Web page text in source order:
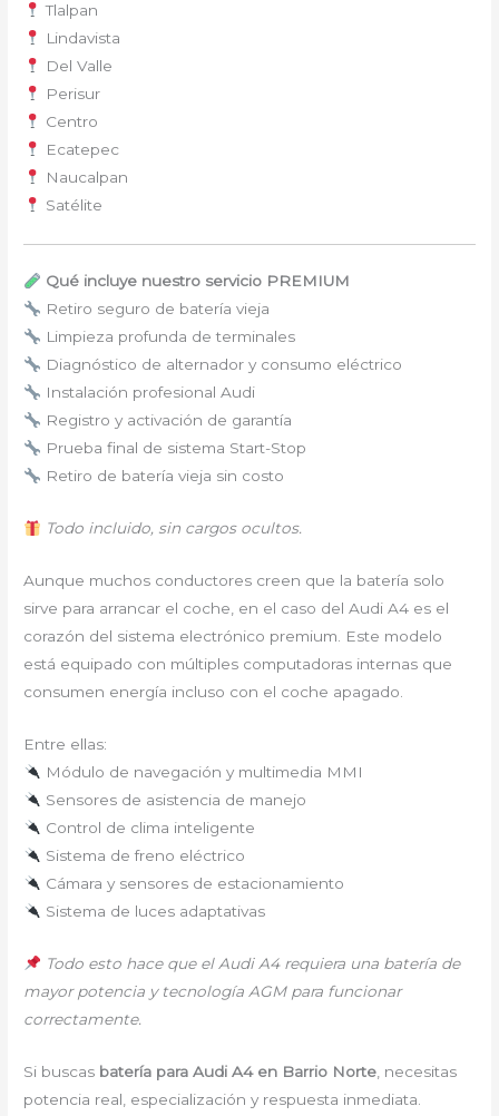
Tlalpan
Lindavista
Del Valle
Perisur
Centro
Ecatepec
Naucalpan
Satélite
Qué incluye nuestro servicio PREMIUM
Retiro seguro de batería vieja
Limpieza profunda de terminales
Diagnóstico de alternador y consumo eléctrico
Instalación profesional Audi
Registro y activación de garantía
Prueba final de sistema Start-Stop
Retiro de batería vieja sin costo
Todo incluido, sin cargos ocultos.
Aunque muchos conductores creen que la batería solo
sirve para arrancar el coche, en el caso del Audi A4 es el
corazón del sistema electrónico premium. Este modelo
está equipado con múltiples computadoras internas que
consumen energía incluso con el coche apagado.
Entre ellas:
Módulo de navegación y multimedia MMI
Sensores de asistencia de manejo
Control de clima inteligente
Sistema de freno eléctrico
Cámara y sensores de estacionamiento
Sistema de luces adaptativas
Todo esto hace que el Audi A4 requiera una batería de
mayor potencia y tecnología AGM para funcionar
correctamente.
Si buscas batería para Audi A4 en Barrio Norte , necesitas
potencia real, especialización y respuesta inmediata.